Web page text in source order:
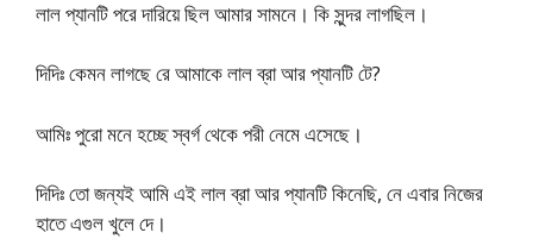
লাল প্যানটি পরে দারিয়ে ছিল আমার সামনে। কি সুন্দর লাগছিল।
দিদিঃ কেমন লাগছে রে আমাকে লাল ব্রা আর প্যানটি টে?
আমিঃ পুরো মনে হচ্ছে স্বর্গ থেকে পরী নেমে এসেছে।
দিদিঃ তো জন্যই আমি এই লাল ব্রা আর প্যানটি কিনেছি, নে এবার নিজের
হাতে এগুল খুলে দে।